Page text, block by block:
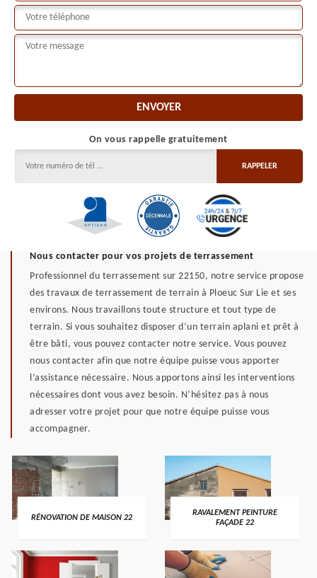
On vous rappelle gratuitement
Nous contacter pour vos projets de terrassement
Professionnel du terrassement sur 22150, notre service propose
des travaux de terrassement de terrain à Ploeuc Sur Lie et ses
environs. Nous travaillons toute structure et tout type de
terrain. Si vous souhaitez disposer d’un terrain aplani et prêt à
être bâti, vous pouvez contacter notre service. Vous pouvez
nous contacter afin que notre équipe puisse vous apporter
l’assistance nécessaire. Nous apportons ainsi les interventions
nécessaires dont vous avez besoin. N’hésitez pas à nous
adresser votre projet pour que notre équipe puisse vous
accompagner.
RÉNOVATION DE MAISON 22
RAVALEMENT PEINTURE
FAÇADE 22